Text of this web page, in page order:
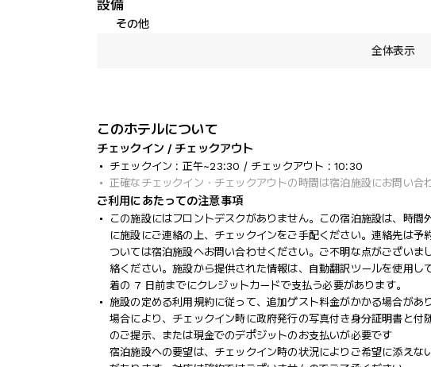
設備
その他
全体表示
このホテルについて
チェックイン / チェックアウト
チェックイン : 正午~23:30 / チェックアウト : 10:30
正確なチェックイン・チェックアウトの時間は宿泊施設にお問い合
ご利用にあたっての注意事項
この施設にはフロントデスクがありません。この宿泊施設は、時
に施設にご連絡の上、チェックインをご手配ください。連絡先は
ついては宿泊施設へお問い合わせください。ご不明な点がござい
絡ください。施設から提供された情報は、自動翻訳ツールを使用し
着の 7 日前までにクレジットカードで支払う必要があります。
施設の定める利用規約に従って、追加ゲスト料金がかかる場合があ
場合により、チェックイン時に政府発行の写真付き身分証明書と
のご提示、または現金でのデポジットのお支払いが必要です
宿泊施設への要望は、チェックイン時の状況によりご希望に添え